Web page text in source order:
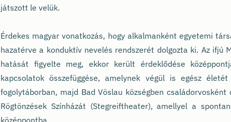
játszott le velük.
Érdekes magyar vonatkozás, hogy alkalmanként egyetemi
hazatérve a konduktív nevelés rendszerét dolgozta ki. Az ifjú
hatását figyelte meg, ekkor került érdeklődése
kapcsolatok összefüggése, amelynek végül is egész
fogolytáborban, majd Bad Vöslau községben
Rögtönzések Színházát (Stegreiftheater), amellyel a